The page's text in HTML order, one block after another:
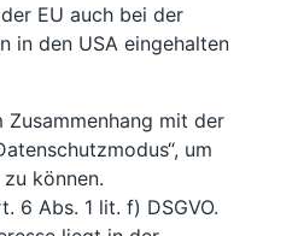
EU auch bei der
in den USA eingehalten
Zusammenhang mit der
um
können.
6 Abs. 1 lit. f) DSGVO.